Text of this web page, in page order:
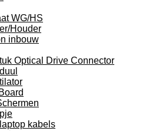
WG/HS
Houder
inbouw
Optical Drive Connector
kabels